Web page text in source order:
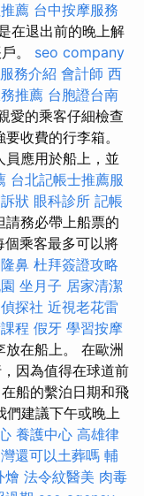
薦 台中按摩服務
在退出前的晚上解
。 seo company
務介紹 會計師 西
推薦 台胞證台南
愛的乘客仔細檢查
收費的行李箱。
員應用於船上，並
台北記帳士推薦服
狀 眼科診所 記帳
請務必帶上船票的
個乘客最多可以將
隆鼻 杜拜簽證攻略
坐月子 居家清潔
探社 近視老花雷
程 假牙 學習按摩
在船上。 在歐洲
因為值得在球道前
船的繫泊日期和飛
們建議下午或晚上
養護中心 高雄律
還可以土葬嗎 輔
燴 法令紋醫美 肉毒